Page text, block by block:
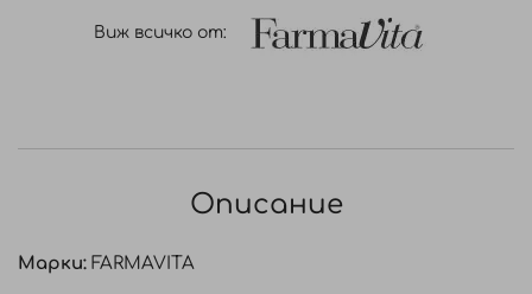
Виж всичко от:
Описание
Марки: FARMAVITA